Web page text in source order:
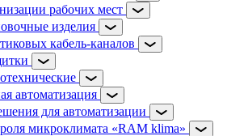
рабочих мест
изделия
кабель-каналов
автоматизация
для автоматизации
микроклимата «RAM klima»